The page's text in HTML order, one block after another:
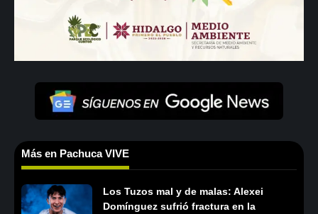
Más en Pachuca VIVE
Los Tuzos mal y de malas: Alexei
Domínguez sufrió fractura en la